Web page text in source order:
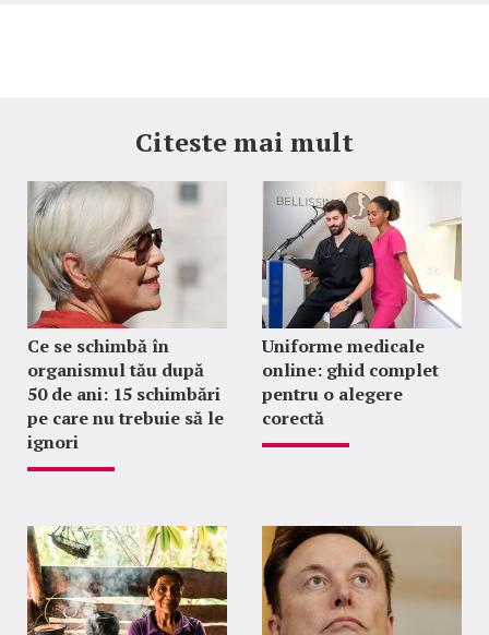
Citeste mai mult
Ce se schimbă în
organismul tău după
50 de ani: 15 schimbări
pe care nu trebuie să le
ignori
Uniforme medicale
online: ghid complet
pentru o alegere
corectă